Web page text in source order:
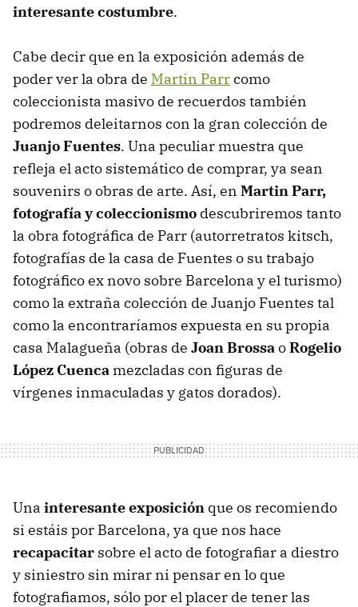
interesante costumbre.
Cabe decir que en la exposición además de
poder ver la obra de Martin Parrcomo
coleccionista masivo de recuerdos también
podremos deleitarnos con la gran colección de
Juanjo Fuentes. Una peculiar muestra que
refleja el acto sistemático de comprar, ya sean
souvenirs o obras de arte. Así, en Martin Parr,
fotografía y coleccionismo descubriremos tanto
la obra fotográfica de Parr (autorretratos kitsch,
fotografías de la casa de Fuentes o su trabajo
fotográfico ex novo sobre Barcelona y el turismo)
como la extraña colección de Juanjo Fuentes tal
como la encontraríamos expuesta en su propia
casa Malagueña (obras de Joan BrossaoRogelio
López Cuenca mezcladas con figuras de
vírgenes inmaculadas y gatos dorados).
Una interesante exposición que os recomiendo
si estáis por Barcelona, ya que nos hace
recapacitar sobre el acto de fotografiar a diestro
y siniestro sin mirar ni pensar en lo que
fotografiamos, sólo por el placer de tener las